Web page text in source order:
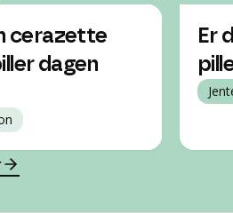
cerazette
dagen
Er